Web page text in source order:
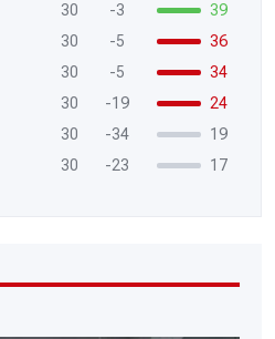
30 -3
39
30 -5
36
30 -5
34
30 -19
24
30 -34
19
30 -23 17